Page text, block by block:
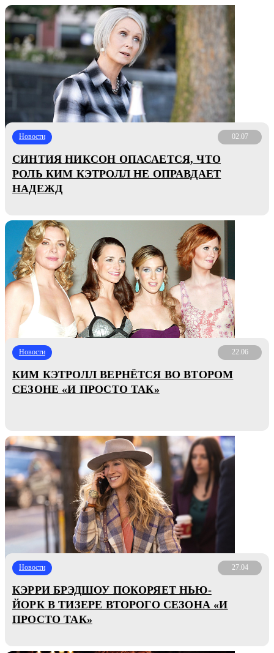
Новости 02.07
СИНТИЯ НИКСОН ОПАСАЕТСЯ, ЧТО
РОЛЬ КИМ КЭТРОЛЛ НЕ ОПРАВДАЕТ
НАДЕЖД
Новости 22.06
КИМ КЭТРОЛЛ ВЕРНЁТСЯ ВО ВТОРОМ
СЕЗОНЕ «И ПРОСТО ТАК»
Новости 27.04
КЭРРИ БРЭДШОУ ПОКОРЯЕТ НЬЮ-
ЙОРК В ТИЗЕРЕ ВТОРОГО СЕЗОНА «И
ПРОСТО ТАК»